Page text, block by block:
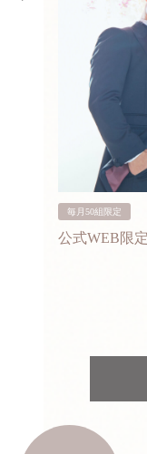
毎月50組限定
公式WEB限